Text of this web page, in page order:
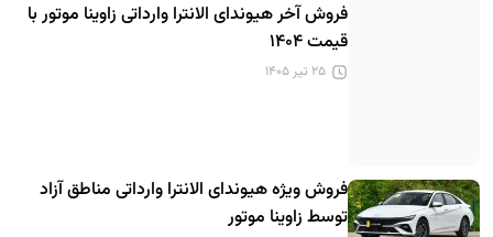
فروش آخر هیوندای الانترا وارداتی زاوینا موتور با
قیمت ۱۴۰۴
۲۵ تیر ۱۴۰۵
فروش ویژه هیوندای الانترا وارداتی مناطق آزاد
توسط زاوینا موتور